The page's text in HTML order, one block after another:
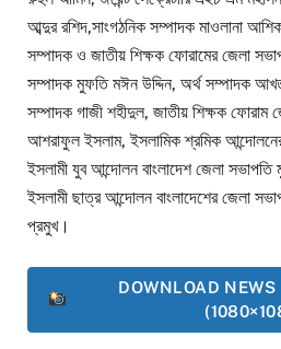
আব্দুর রশিদ,সাংগঠনিক সম্পাদক মাওলানা
সম্পাদক ও জাতীয় শিক্ষক ফোরামের জেলা
সম্পাদক মুফতি মঈন উদ্দিন, অর্থ সম্পাদক
সম্পাদক গাজী শহীদুল, জাতীয় শিক্ষক ফোরাম
আশরাফুল ইসলাম, ইসলামিক শ্রমিক
ইসলামী যুব আন্দোলন বাংলাদেশ জেলা
ইসলামী ছাত্র আন্দোলন বাংলাদেশের জেলা
প্রমুখ।
DOWNLOAD NEWS